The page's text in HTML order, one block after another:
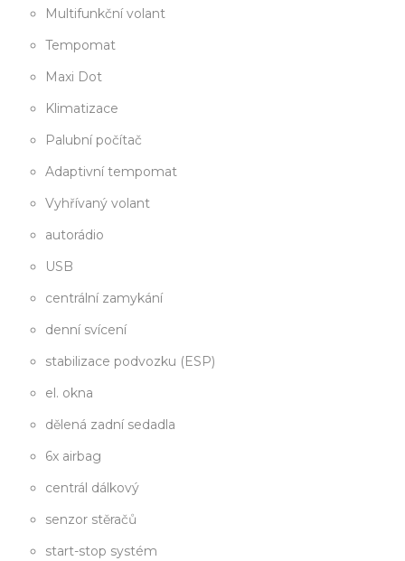
Multifunkční volant
Tempomat
Maxi Dot
Klimatizace
Palubní počítač
Adaptivní tempomat
Vyhřívaný volant
autorádio
USB
centrální zamykání
denní svícení
stabilizace podvozku (ESP)
el. okna
dělená zadní sedadla
6x airbag
centrál dálkový
senzor stěračů
start-stop systém